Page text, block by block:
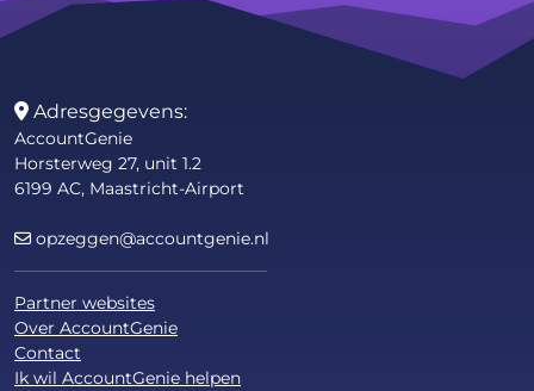
Adresgegevens:
AccountGenie
Horsterweg 27, unit 1.2
6199 AC, Maastricht-Airport
opzeggen@accountgenie.nl
Partner websites
Over AccountGenie
Contact
Ik wil AccountGenie helpen